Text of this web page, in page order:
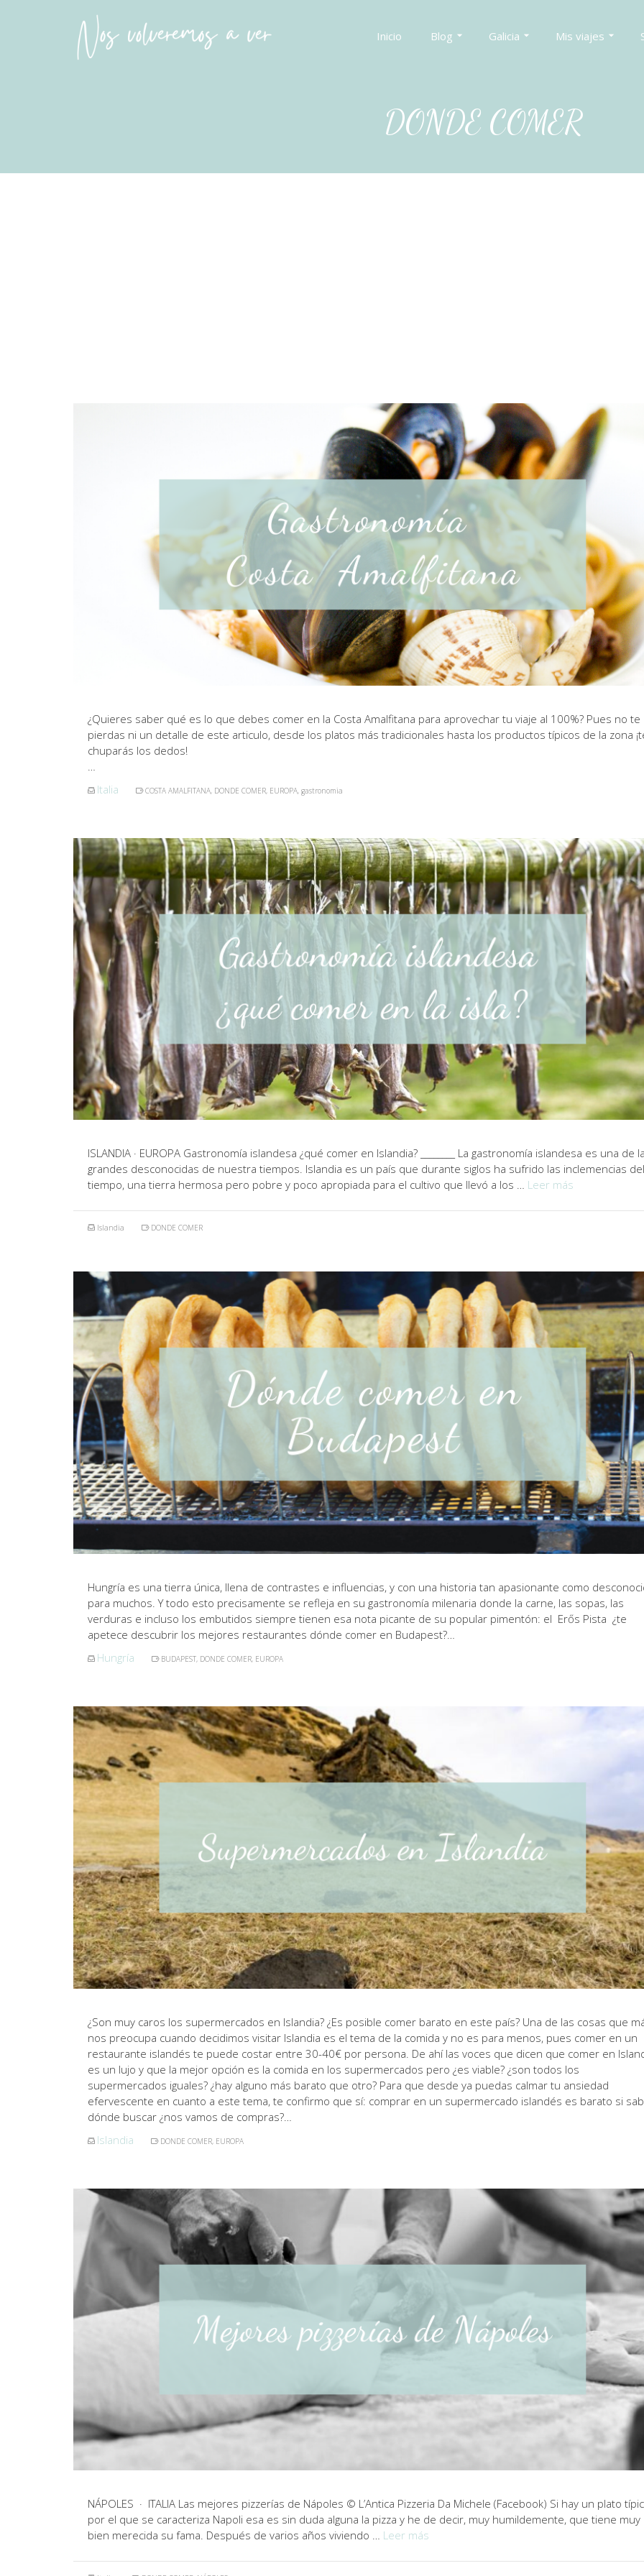
Inicio Blog Galicia Mis viajes
DONDE COMER
¿Quieres saber qué es lo que debes comer en la Costa Amalfitana para aprovechar tu viaje al 100%? Pues no te
pierdas ni un detalle de este articulo, desde los platos más tradicionales hasta los productos típicos de la zona
chuparás los dedos!
Italia
COSTA AMALFITANA, DONDE COMER, EUROPA, gastronomia
ISLANDIA · EUROPA Gastronomía islandesa ¿qué comer en Islandia? ________ La gastronomía islandesa es una de
grandes desconocidas de nuestra tiempos. Islandia es un país que durante siglos ha sufrido las inclemencias del
tiempo, una tierra hermosa pero pobre y poco apropiada para el cultivo que llevó a los … Leer más
Islandia DONDE COMER
Hungría es una tierra única, llena de contrastes e influencias, y con una historia tan apasionante como
para muchos. Y todo esto precisamente se refleja en su gastronomía milenaria donde la carne, las sopas, las
verduras e incluso los embutidos siempre tienen esa nota picante de su popular pimentón: el Erős Pista ¿te
apetece descubrir los mejores restaurantes dónde comer en Budapest?…
Hungría
BUDAPEST, DONDE COMER, EUROPA
¿Son muy caros los supermercados en Islandia? ¿Es posible comer barato en este país? Una de las cosas que
nos preocupa cuando decidimos visitar Islandia es el tema de la comida y no es para menos, pues comer en un
restaurante islandés te puede costar entre 30-40€ por persona. De ahí las voces que dicen que comer en
es un lujo y que la mejor opción es la comida en los supermercados pero ¿es viable? ¿son todos los
supermercados iguales? ¿hay alguno más barato que otro? Para que desde ya puedas calmar tu ansiedad
efervescente en cuanto a este tema, te confirmo que sí: comprar en un supermercado islandés es barato si
dónde buscar ¿nos vamos de compras?…
Islandia
DONDE COMER, EUROPA
NÁPOLES · ITALIA Las mejores pizzerías de Nápoles © L’Antica Pizzeria Da Michele (Facebook) Si hay un plato
por el que se caracteriza Napoli esa es sin duda alguna la pizza y he de decir, muy humildemente, que tiene muy
bien merecida su fama. Después de varios años viviendo … Leer más